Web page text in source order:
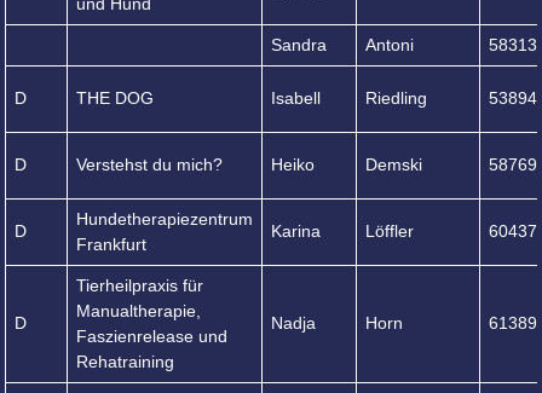
und Hund
Sandra Antoni 58313
D THE DOG Isabell Riedling 53894
D Verstehst du mich? Heiko Demski 58769
D
Hundetherapiezentrum
Frankfurt
Karina Löffler 60437
D
Tierheilpraxis für
Manualtherapie,
Faszienrelease und
Rehatraining
Nadja Horn 61389